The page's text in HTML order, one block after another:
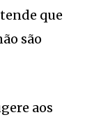
que
são
aos